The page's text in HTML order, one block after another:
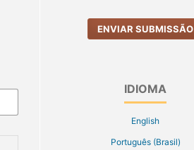
ENVIAR SUBMISSÃO
IDIOMA
English
Português (Brasil)